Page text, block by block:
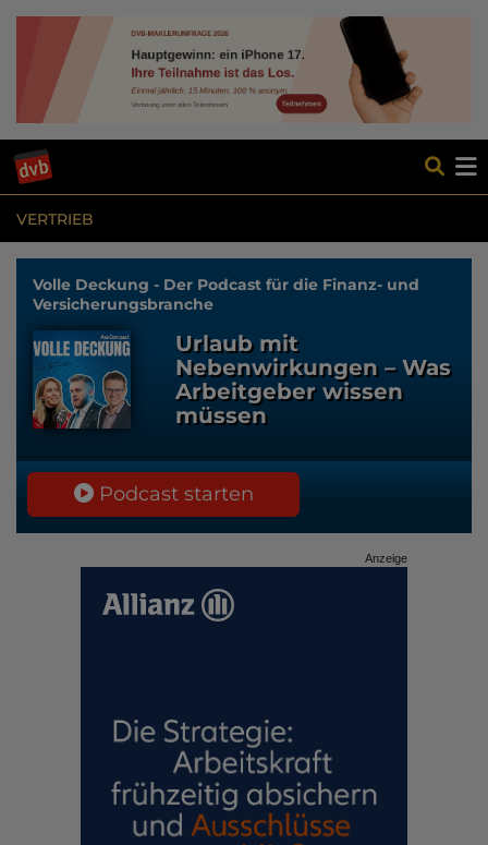
VERTRIEB
Volle Deckung - Der Podcast für die Finanz- und
Versicherungsbranche
Urlaub mit
Nebenwirkungen – Was
Arbeitgeber wissen
müssen
Podcast starten
Anzeige